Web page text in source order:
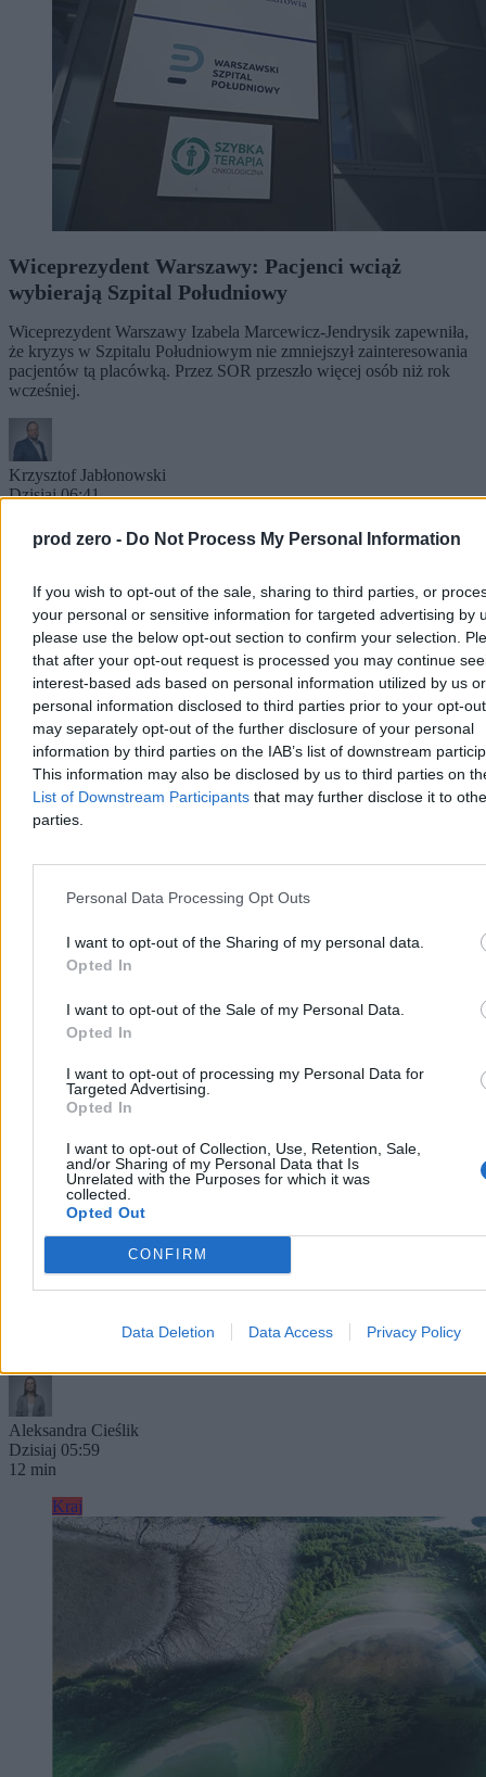
prod zero - Do Not Process My Personal Information
If you wish to opt-out of the sale, sharing to third parties, or
your personal or sensitive information for targeted advertising by
please use the below opt-out section to confirm your selection.
that after your opt-out request is processed you may continue
interest-based ads based on personal information utilized by us or
personal information disclosed to third parties prior to your opt-
may separately opt-out of the further disclosure of your personal
information by third parties on the IAB’s list of downstream
This information may also be disclosed by us to third parties on
List of Downstream Participants that may further disclose it to
parties.
Personal Data Processing Opt Outs
I want to opt-out of the Sharing of my personal data.
Opted In
I want to opt-out of the Sale of my Personal Data.
Opted In
I want to opt-out of processing my Personal Data for
Targeted Advertising.
Opted In
I want to opt-out of Collection, Use, Retention, Sale,
and/or Sharing of my Personal Data that Is
Unrelated with the Purposes for which it was
collected.
Opted Out
CONFIRM
Data Deletion Data Access Privacy Policy
Wiceprezydent Warszawy: Pacjenci wciąż
wybierają Szpital Południowy
Wiceprezydent Warszawy Izabela Marcewicz-Jendrysik zapewniła,
że kryzys w Szpitalu Południowym nie zmniejszył zainteresowania
pacjentów tą placówką. Przez SOR przeszło więcej osób niż rok
wcześniej.
Krzysztof Jabłonowski
Dzisiaj 06:41
Reklama
Reklama
„Ja to mogę nie wychodzić ze stroju”. Strażniczka
tradycji Żywiecczyzny
– Ja to mogę nie wychodzić ze stroju. Dla mnie większym
problemem jest założyć coś innego – mówi wesoło Irena Pietras.
Siwe włosy spięte w kok poprawia prawą dłonią. Na palcach mienią
koralowca. Dobrze kontrastują z białą, haftowaną bluzką i zieloną
Aleksandra Cieślik
Dzisiaj 05:59
12 min
Kraj